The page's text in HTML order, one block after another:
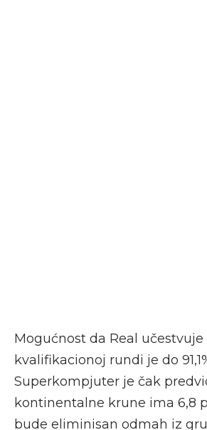
Mogućnost da Real učestvuje
kvalifikacionoj rundi je do
Superkompjuter je čak
kontinentalne krune ima 6,8
bude eliminisan odmah iz